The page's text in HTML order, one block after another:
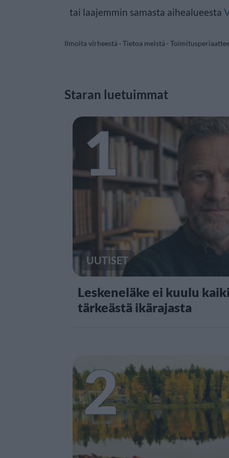
tai laajemmin samasta aihealueesta
Ilmoita virheestä · Tietoa meistä ·
Staran luetuimmat
1
UUTISET
Leskeneläke ei kuulu
tärkeästä ikärajasta
2